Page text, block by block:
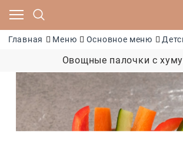
Главная Меню Основное меню
Овощные палочки с